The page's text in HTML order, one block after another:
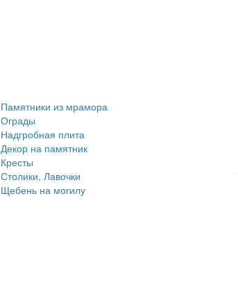
Памятники из мрамора
Ограды
Надгробная плита
Декор на памятник
Кресты
Столики, Лавочки
Щебень на могилу